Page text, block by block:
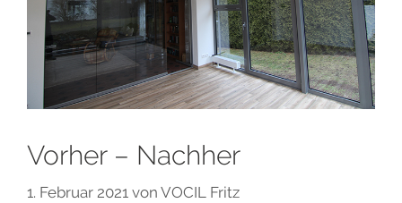
Vorher – Nachher
1. Februar 2021 von VOCIL Fritz